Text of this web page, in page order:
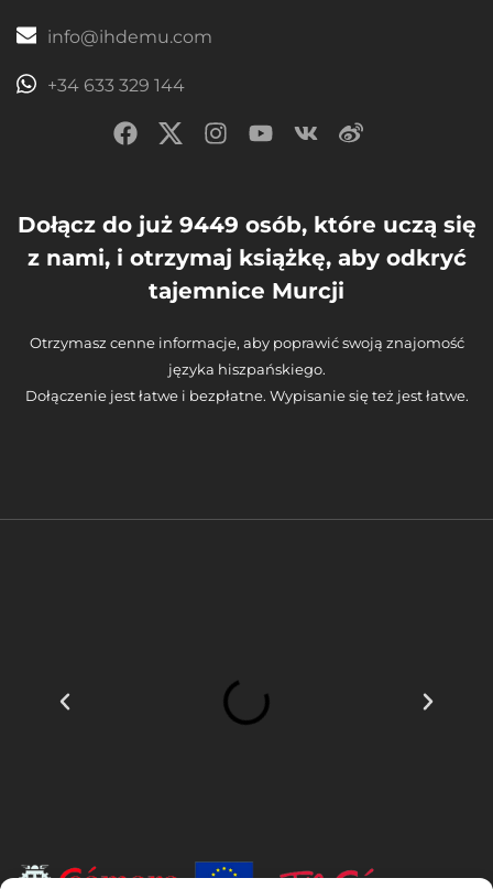
info@ihdemu.com
+34 633 329 144
Dołącz do już 9449 osób, które uczą się
z nami, i otrzymaj książkę, aby odkryć
tajemnice Murcji
Otrzymasz cenne informacje, aby poprawić swoją znajomość
języka hiszpańskiego.
Dołączenie jest łatwe i bezpłatne. Wypisanie się też jest łatwe.